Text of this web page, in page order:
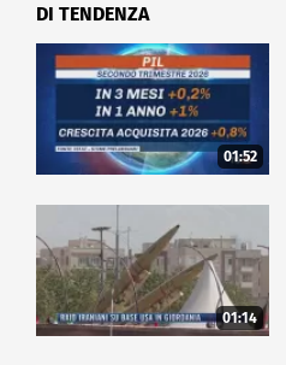
DI TENDENZA
01:52
01:14